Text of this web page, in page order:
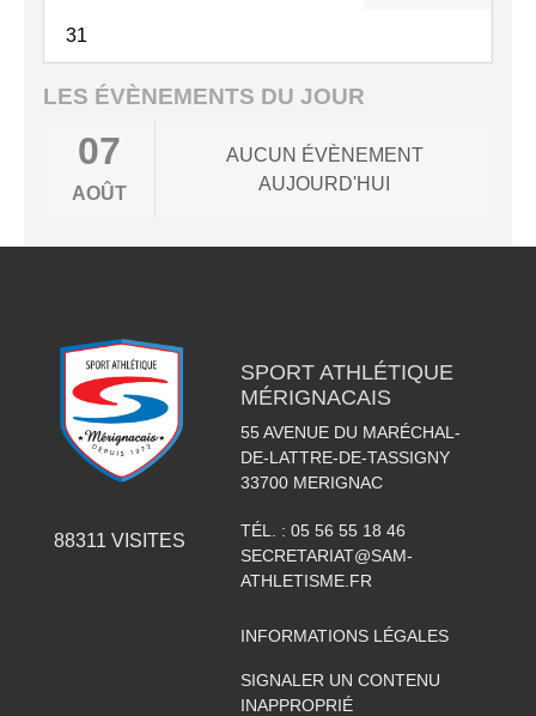
31
LES ÉVÈNEMENTS DU JOUR
07
AOÛT
AUCUN ÉVÈNEMENT
AUJOURD'HUI
88311 VISITES
SPORT ATHLÉTIQUE
MÉRIGNACAIS
55 AVENUE DU MARÉCHAL-
DE-LATTRE-DE-TASSIGNY
33700 MERIGNAC
TÉL. : 05 56 55 18 46
SECRETARIAT@SAM-
ATHLETISME.FR
INFORMATIONS LÉGALES
SIGNALER UN CONTENU
INAPPROPRIÉ